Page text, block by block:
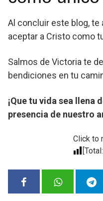
Al concluir este blog, te
aceptar a Cristo como
Salmos de Victoria te
bendiciones en tu
¡Que tu vida sea llena
presencia de nuestro
Click to
[Total: